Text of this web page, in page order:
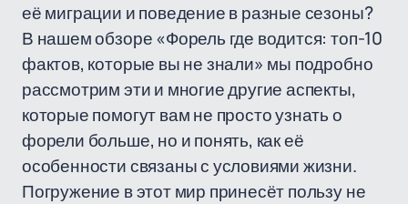
её миграции и поведение в разные сезоны?
В нашем обзоре «Форель где водится: топ-10
фактов, которые вы не знали» мы подробно
рассмотрим эти и многие другие аспекты,
которые помогут вам не просто узнать о
форели больше, но и понять, как её
особенности связаны с условиями жизни.
Погружение в этот мир принесёт пользу не